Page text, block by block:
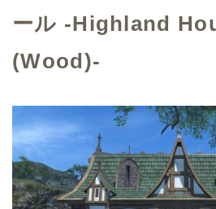
ール -Highland
(Wood)-